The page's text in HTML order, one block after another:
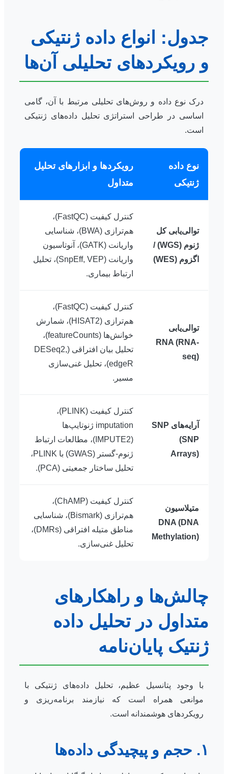
جدول: انواع داده ژنتیکی
و رویکردهای تحلیلی آن‌ها
درک نوع داده و روش‌های تحلیلی مرتبط با آن، گامی
اساسی در طراحی استراتژی تحلیل داده‌های ژنتیکی
است.
نوع داده
ژنتیکی
رویکردها و ابزارهای تحلیل
متداول
توالی‌یابی کل
ژنوم (WGS) /
اگزوم (WES)
کنترل کیفیت (FastQC)،
هم‌ترازی (BWA)، شناسایی
واریانت (GATK)، آنوتاسیون
واریانت (SnpEff, VEP)، تحلیل
ارتباط بیماری.
توالی‌یابی
RNA (RNA-
seq)
کنترل کیفیت (FastQC)،
هم‌ترازی (HISAT2)، شمارش
خوانش‌ها (featureCounts)،
تحلیل بیان افتراقی (DESeq2,
edgeR)، تحلیل غنی‌سازی
مسیر.
آرایه‌های SNP
(SNP
Arrays)
کنترل کیفیت (PLINK)،
imputation ژنوتایپ‌ها
(IMPUTE2)، مطالعات ارتباط
ژنوم-گستر (GWAS) با PLINK،
تحلیل ساختار جمعیتی (PCA).
متیلاسیون
DNA (DNA
Methylation)
کنترل کیفیت (ChAMP)،
هم‌ترازی (Bismark)، شناسایی
مناطق متیله افتراقی (DMRs)،
تحلیل غنی‌سازی.
چالش‌ها و راهکارهای
متداول در تحلیل داده
ژنتیک پایان‌نامه
با وجود پتانسیل عظیم، تحلیل داده‌های ژنتیکی با
موانعی همراه است که نیازمند برنامه‌ریزی و
رویکردهای هوشمندانه است.
۱. حجم و پیچیدگی داده‌ها